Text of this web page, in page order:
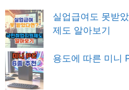
실업급여도 못받
제도 알아보기
용도에 따른 미니